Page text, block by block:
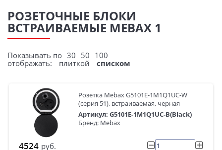
РОЗЕТОЧНЫЕ БЛОКИ
ВСТРАИВАЕМЫЕ MEBAX 1
Показывать по 30 50 100
отображать:
плиткой списком
Розетка Mebax G5101E-1M1Q1UC-W
(серия 51), встраиваемая, черная
Артикул: G5101E-1M1Q1UC-B(Black)
Бренд: Mebax
4524 руб.